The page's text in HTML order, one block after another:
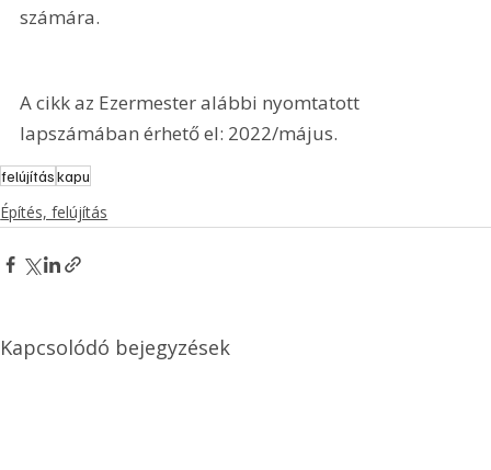
számára.
A cikk az Ezermester alábbi nyomtatott
lapszámában érhető el: 2022/május.
felújításkapu
Építés, felújítás
Kapcsolódó bejegyzések